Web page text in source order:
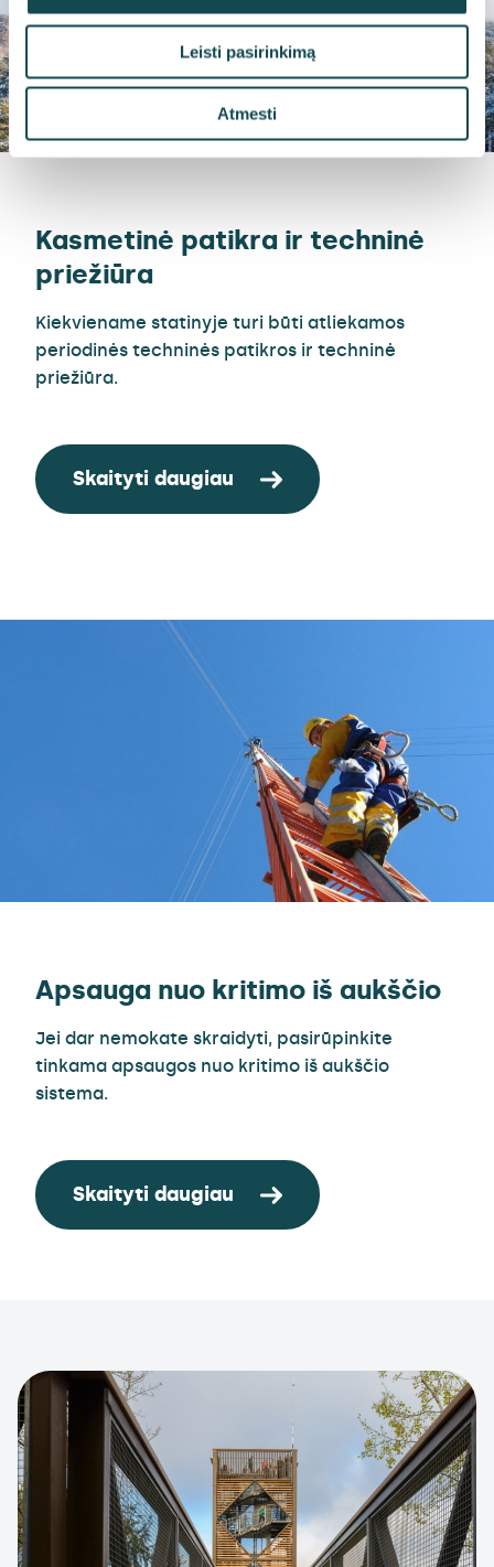
Leisti pasirinkimą
Atmesti
Kasmetinė patikra ir techninė
priežiūra
Kiekviename statinyje turi būti atliekamos
periodinės techninės patikros ir techninė
priežiūra.
Skaityti daugiau
Apsauga nuo kritimo iš aukščio
Jei dar nemokate skraidyti, pasirūpinkite
tinkama apsaugos nuo kritimo iš aukščio
sistema.
Skaityti daugiau